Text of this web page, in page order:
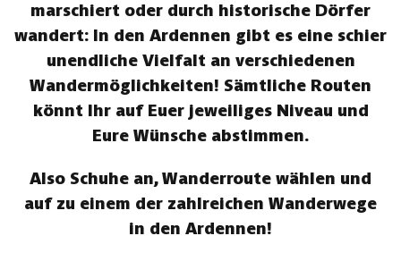
marschiert oder durch historische Dörfer
wandert: In den Ardennen gibt es eine schier
unendliche Vielfalt an verschiedenen
Wandermöglichkeiten! Sämtliche Routen
könnt Ihr auf Euer jeweiliges Niveau und
Eure Wünsche abstimmen.
Also Schuhe an, Wanderroute wählen und
auf zu einem der zahlreichen Wanderwege
in den Ardennen!